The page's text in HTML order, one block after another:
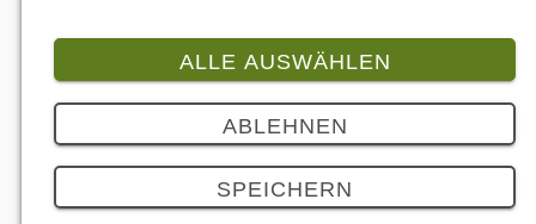
aus dem Jahr 1949. (© Honda)
2 Bilder
Honda feiert Produktion von 400
Millionen Motorrädern
06.01.2020
ALLE AUSWÄHLEN
ABLEHNEN
SPEICHERN